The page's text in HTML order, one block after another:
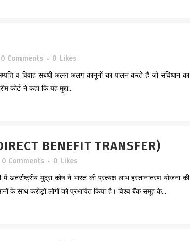
0 Comments 0 Likes
व विवाह संबंधी अलग अलग कानूनों का पालन करते हैं जो संविधान का
कोर्ट ने कहा कि यह मुद्दा...
BENEFIT TRANSFER)
0 Comments 0 Likes
मुद्रा कोष ने भारत की प्रत्यक्ष लाभ हस्तानांतरण योजना की
के साथ करोड़ों लोगों को प्रभावित किया है। विश्व बैंक समूह के...